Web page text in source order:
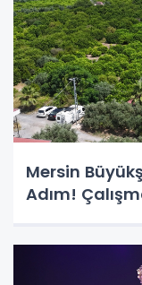
Mersin
Adım!